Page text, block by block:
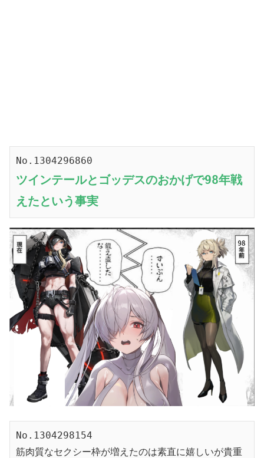
No.1304296860
ツインテールとゴッデスのおかげで98年戦
えたという事実
No.1304298154
筋肉質なセクシー枠が増えたのは素直に嬉しいが貴重